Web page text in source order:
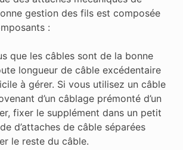
gestion des fils est composée
:
que les câbles sont de la bonne
longueur de câble excédentaire
à gérer. Si vous utilisez un câble
d’un câblage prémonté d’un
fixer le supplément dans un petit
d’attaches de câble séparées
le reste du câble.